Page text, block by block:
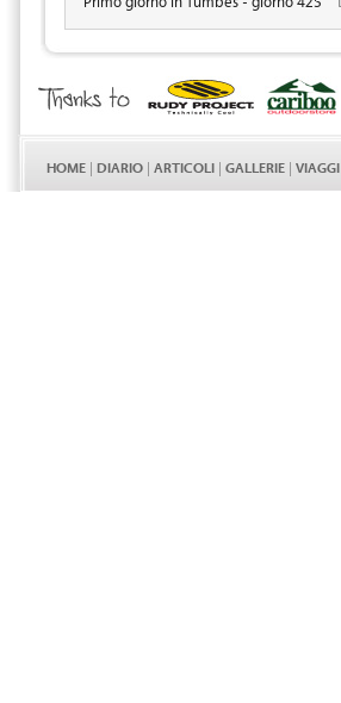
HOME | DIARIO | ARTICOLI | GALLERIE | VIAGGI